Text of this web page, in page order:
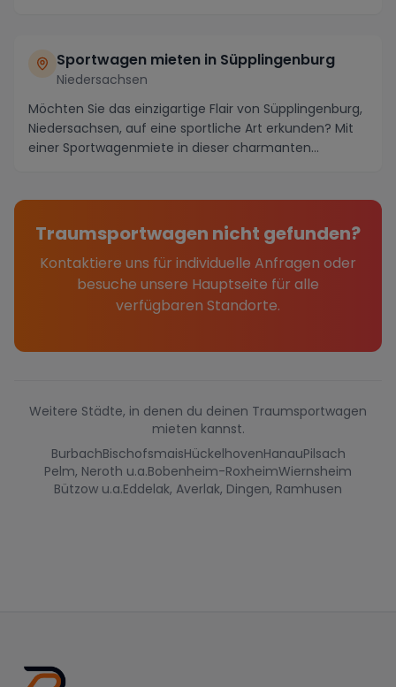
Sportwagen mieten in Süpplingenburg
Niedersachsen
Möchten Sie das einzigartige Flair von Süpplingenburg,
Niedersachsen, auf eine sportliche Art erkunden? Mit
einer Sportwagenmiete in dieser charmanten...
Traumsportwagen nicht gefunden?
Kontaktiere uns für individuelle Anfragen oder
besuche unsere Hauptseite für alle
verfügbaren Standorte.
Weitere Städte, in denen du deinen Traumsportwagen
mieten kannst.
BurbachBischofsmaisHückelhovenHanauPilsach
Pelm, Neroth u.a.Bobenheim-RoxheimWiernsheim
Bützow u.a.Eddelak, Averlak, Dingen, Ramhusen